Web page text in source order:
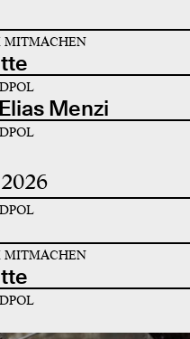
MITMACHEN
Menzi
MITMACHEN